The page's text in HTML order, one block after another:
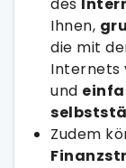
Ihnen,
die mit
Internets
und
Zudem